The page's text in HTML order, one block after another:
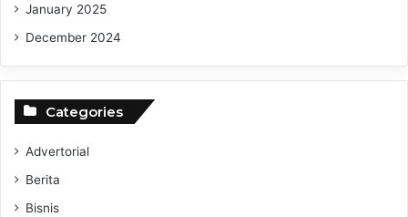
January 2025
December 2024
Categories
Advertorial
Berita
Bisnis